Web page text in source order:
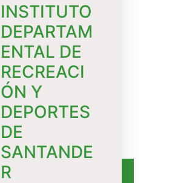
INSTITUTO
DEPARTAM
ENTAL DE
RECREACI
ÓN Y
DEPORTES
DE
SANTANDE
R